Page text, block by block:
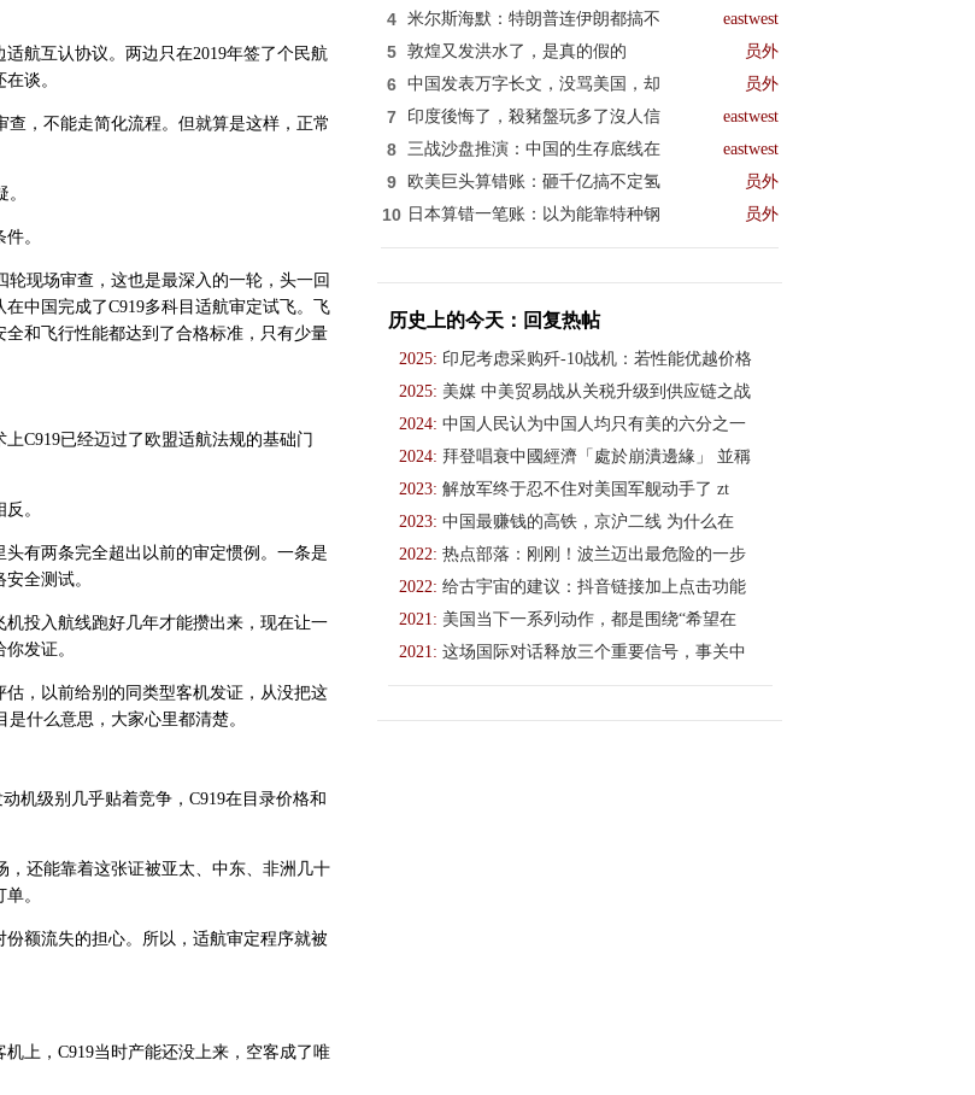
航互认协议。两边只在2019年签了个民航
谈。
，不能走简化流程。但就算是这样，正常
。
轮现场审查，这也是最深入的一轮，头一回
在中国完成了C919多科目适航审定试飞。飞
和飞行性能都达到了合格标准，只有少量
C919已经迈过了欧盟适航法规的基础门
。
有两条完全超出以前的审定惯例。一条是
全测试。
投入航线跑好几年才能攒出来，现在让一
发证。
，以前给别的同类型客机发证，从没把这
什么意思，大家心里都清楚。
机级别几乎贴着竞争，C919在目录价格和
，还能靠着这张证被亚太、中东、非洲几十
。
额流失的担心。所以，适航审定程序就被
上，C919当时产能还没上来，空客成了唯
4 米尔斯海默：特朗普连伊朗都搞不 eastwest
5 敦煌又发洪水了，是真的假的 员外
6 中国发表万字长文，没骂美国，却 员外
7 印度後悔了，殺豬盤玩多了沒人信 eastwest
8 三战沙盘推演：中国的生存底线在 eastwest
9 欧美巨头算错账：砸千亿搞不定氢 员外
10 日本算错一笔账：以为能靠特种钢 员外
历史上的今天：回复热帖
2025: 印尼考虑采购歼-10战机：若性能优越价格
2025: 美媒 中美贸易战从关税升级到供应链之战
2024: 中国人民认为中国人均只有美的六分之一
2024: 拜登唱衰中國經濟「處於崩潰邊緣」 並稱
2023: 解放军终于忍不住对美国军舰动手了 zt
2023: 中国最赚钱的高铁，京沪二线 为什么在
2022: 热点部落：刚刚！波兰迈出最危险的一步
2022: 给古宇宙的建议：抖音链接加上点击功能
2021: 美国当下一系列动作，都是围绕“希望在
2021: 这场国际对话释放三个重要信号，事关中